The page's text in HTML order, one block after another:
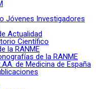
Jóvenes Investigadores
Actualidad
Científico
la RANME
de la RANME
de Medicina de España